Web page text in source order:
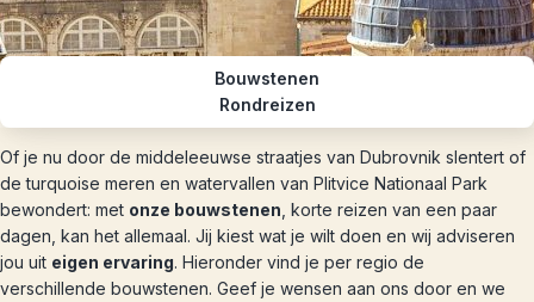
Bouwstenen
Rondreizen
Of je nu door de middeleeuwse straatjes van Dubrovnik slentert of
de turquoise meren en watervallen van Plitvice Nationaal Park
bewondert: met onze bouwstenen , korte reizen van een paar
dagen, kan het allemaal. Jij kiest wat je wilt doen en wij adviseren
jou uit eigen ervaring. Hieronder vind je per regio de
verschillende bouwstenen. Geef je wensen aan ons door en we